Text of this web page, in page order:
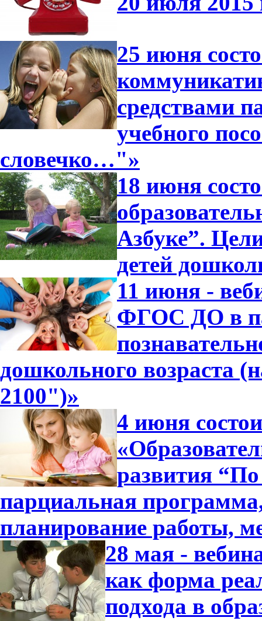
25 июня
средствами
учебного
словечко…"»
18 июня
Азбуке”.
детей
11 июня -
ФГОС ДО в
дошкольного возраста
2100")»
4 июня
развития
парциальная
планирование работы,
28 мая -
как форма
подхода в